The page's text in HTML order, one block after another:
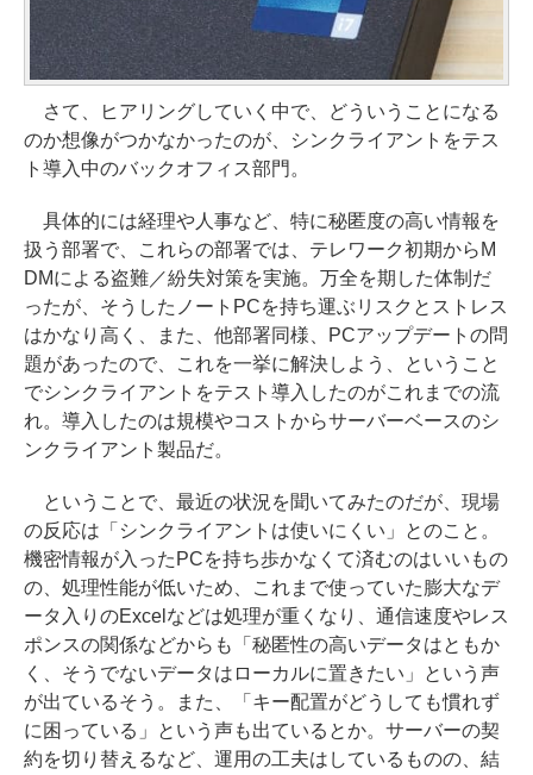
さて、ヒアリングしていく中で、どういうことになる
のか想像がつかなかったのが、シンクライアントをテス
ト導入中のバックオフィス部門。
具体的には経理や人事など、特に秘匿度の高い情報を
扱う部署で、これらの部署では、テレワーク初期からM
DMによる盗難／紛失対策を実施。万全を期した体制だ
ったが、そうしたノートPCを持ち運ぶリスクとストレス
はかなり高く、また、他部署同様、PCアップデートの問
題があったので、これを一挙に解決しよう、ということ
でシンクライアントをテスト導入したのがこれまでの流
れ。導入したのは規模やコストからサーバーベースのシ
ンクライアント製品だ。
ということで、最近の状況を聞いてみたのだが、現場
の反応は「シンクライアントは使いにくい」とのこと。
機密情報が入ったPCを持ち歩かなくて済むのはいいもの
の、処理性能が低いため、これまで使っていた膨大なデ
ータ入りのExcelなどは処理が重くなり、通信速度やレス
ポンスの関係などからも「秘匿性の高いデータはともか
く、そうでないデータはローカルに置きたい」という声
が出ているそう。また、「キー配置がどうしても慣れず
に困っている」という声も出ているとか。サーバーの契
約を切り替えるなど、運用の工夫はしているものの、結